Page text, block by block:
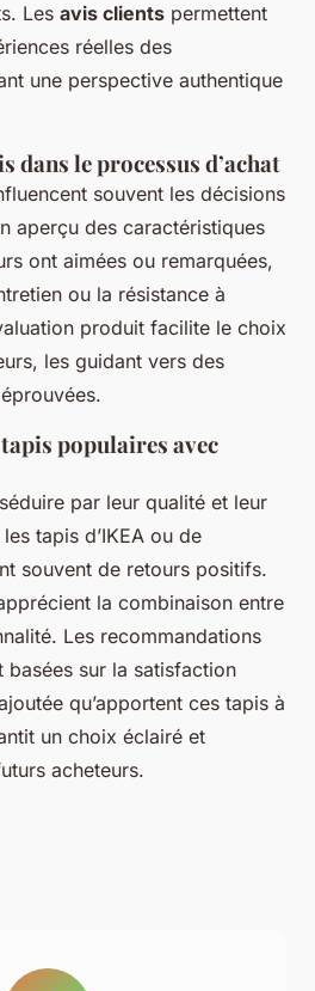
Les avis clients permettent
réelles des
une perspective authentique
dans le processus d’achat
souvent les décisions
aperçu des caractéristiques
ont aimées ou remarquées,
ou la résistance à
produit facilite le choix
les guidant vers des
populaires avec
par leur qualité et leur
tapis d’IKEA ou de
souvent de retours positifs.
la combinaison entre
Les recommandations
basées sur la satisfaction
qu’apportent ces tapis à
un choix éclairé et
acheteurs.